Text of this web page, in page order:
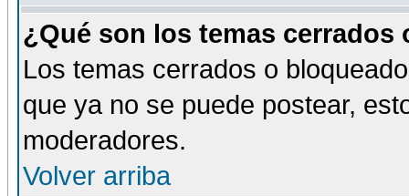
¿Qué son los temas cerrados
Los temas cerrados o
que ya no se puede postear,
moderadores.
Volver arriba